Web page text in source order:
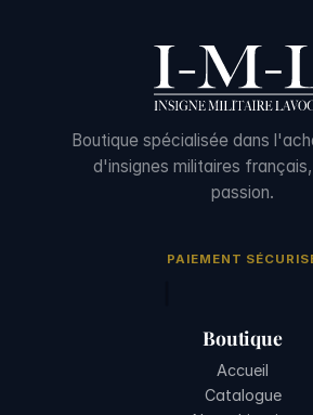
Boutique spécialisée dans
d'insignes militaires
passion.
PAIEMENT
Boutique
Accueil
Catalogue